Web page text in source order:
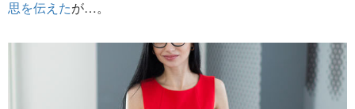
思を伝えたが…。